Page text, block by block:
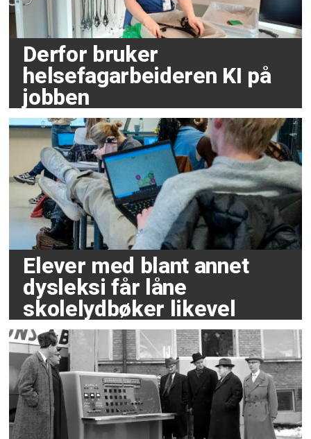
Derfor bruker
helsefagarbeideren KI på
jobben
Elever med blant annet
dysleksi får låne
skolelydbøker likevel